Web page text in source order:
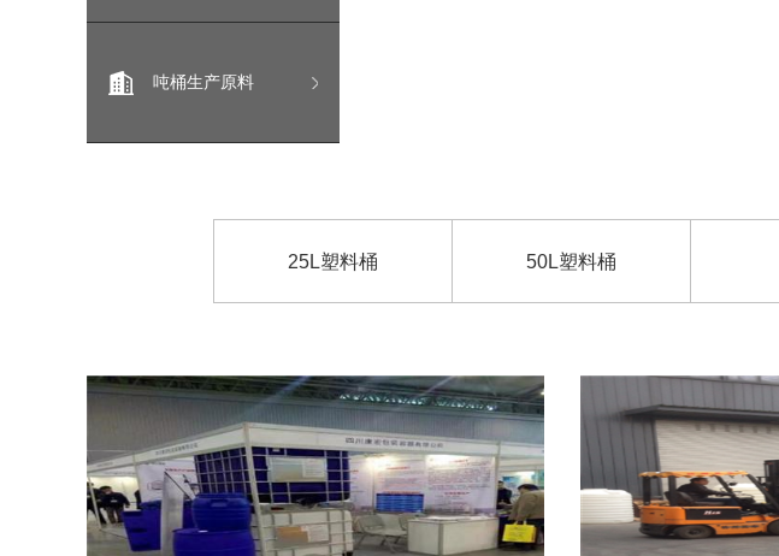
吨桶生产原料
25L塑料桶 50L塑料桶